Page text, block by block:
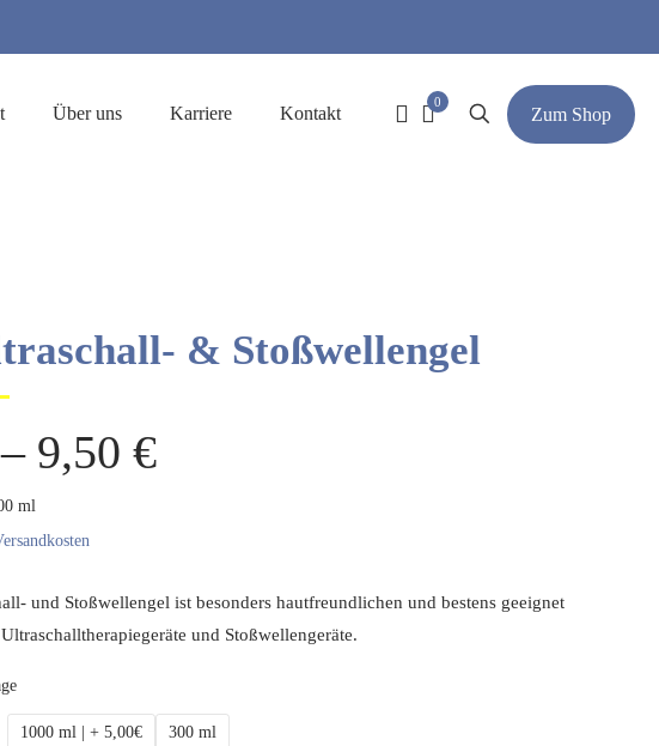
Über uns Karriere Kontakt
0
Zum Shop
& Stoßwellengel
– 9,50 €
ml
und Stoßwellengel ist besonders hautfreundlichen und bestens geeignet
und Stoßwellengeräte.
1000 ml | + 5,00€ 300 ml